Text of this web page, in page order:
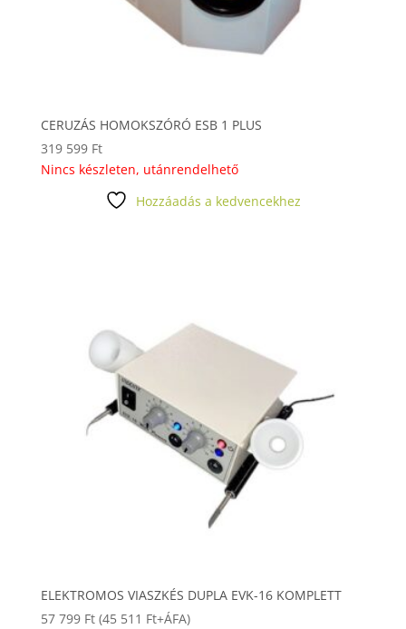
CERUZÁS HOMOKSZÓRÓ ESB 1 PLUS
319 599 Ft
Nincs készleten, utánrendelhető
Hozzáadás a kedvencekhez
ELEKTROMOS VIASZKÉS DUPLA EVK-16 KOMPLETT
57 799 Ft (45 511 Ft+ÁFA)